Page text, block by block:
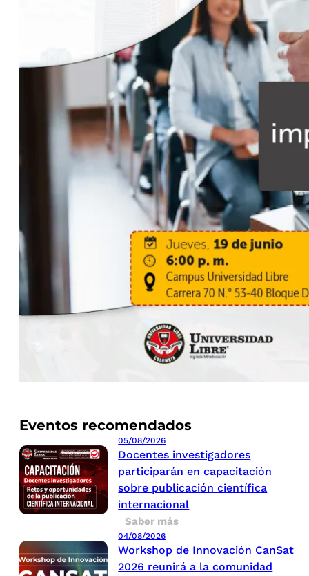
Eventos recomendados
05/08/2026
Docentes investigadores
participarán en capacitación
sobre publicación científica
internacional
Saber más
04/08/2026
Workshop de Innovación CanSat
2026 reunirá a la comunidad